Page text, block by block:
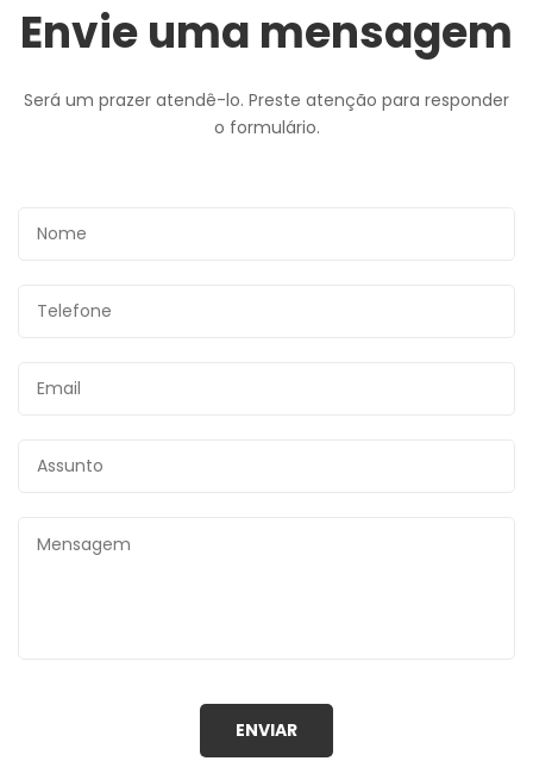
Envie uma mensagem
Será um prazer atendê-lo. Preste atenção para responder
o formulário.